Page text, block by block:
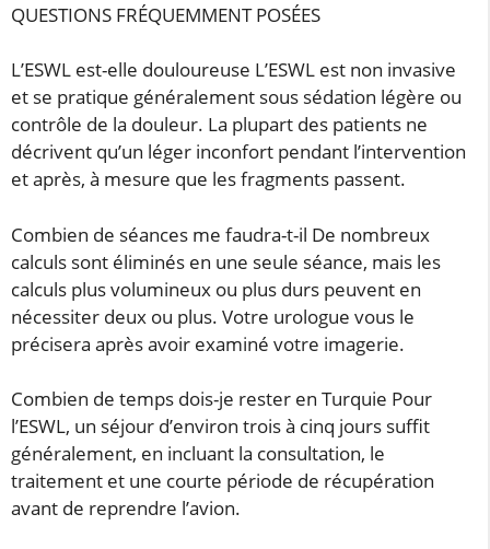
QUESTIONS FRÉQUEMMENT POSÉES
L’ESWL est-elle douloureuse L’ESWL est non invasive
et se pratique généralement sous sédation légère ou
contrôle de la douleur. La plupart des patients ne
décrivent qu’un léger inconfort pendant l’intervention
et après, à mesure que les fragments passent.
Combien de séances me faudra-t-il De nombreux
calculs sont éliminés en une seule séance, mais les
calculs plus volumineux ou plus durs peuvent en
nécessiter deux ou plus. Votre urologue vous le
précisera après avoir examiné votre imagerie.
Combien de temps dois-je rester en Turquie Pour
l’ESWL, un séjour d’environ trois à cinq jours suffit
généralement, en incluant la consultation, le
traitement et une courte période de récupération
avant de reprendre l’avion.